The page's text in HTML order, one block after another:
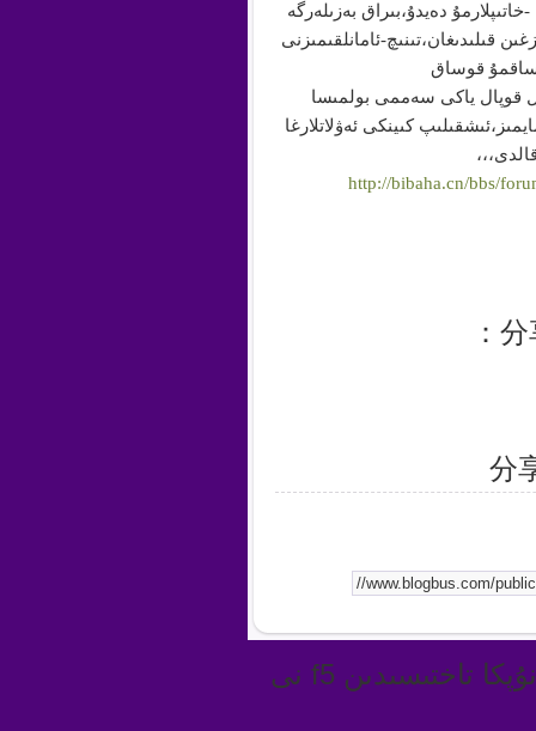
دەيدۇ،بىراق بەزىلەرگە
ئامانلقىمىزنى
قوساق
قوپال ياكى سەممى بولمىسا
كىينكى ئەۋلاتلارغا
http://bibaha.cn/bbs/
分
ئەگەر ئىنكاس يازىدىغان يەر چىقمىسا كۇنۇپكا تاختىسىدىن f5 نى